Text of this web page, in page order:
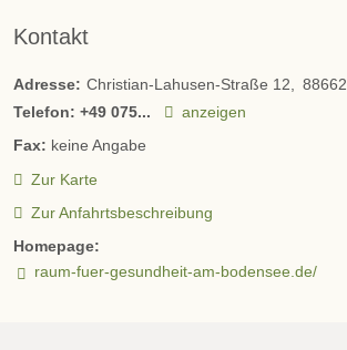
Kontakt
Adresse: Christian-Lahusen-Straße 12 88662
Telefon: +49 075...
anzeigen
Fax: keine Angabe
Zur Karte
Zur Anfahrtsbeschreibung
Homepage:
raum-fuer-gesundheit-am-bodensee.de/